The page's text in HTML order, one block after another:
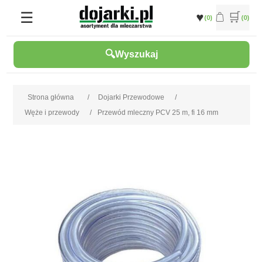
(0) (0)
Wyszukaj
Strona główna / Dojarki Przewodowe
/
Węże i przewody
/ Przewód mleczny PCV 25 m, fi 16 mm